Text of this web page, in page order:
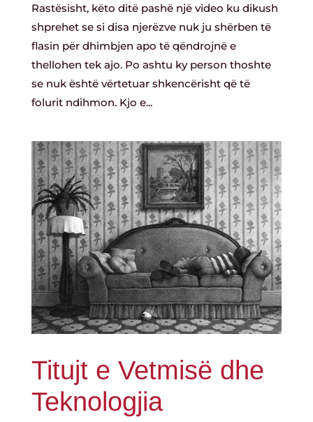
Rastësisht, këto ditë pashë një video ku dikush
shprehet se si disa njerëzve nuk ju shërben të
flasin për dhimbjen apo të qëndrojnë e
thellohen tek ajo. Po ashtu ky person thoshte
se nuk është vërtetuar shkencërisht që të
folurit ndihmon. Kjo e...
Titujt e Vetmisë dhe
Teknologjia